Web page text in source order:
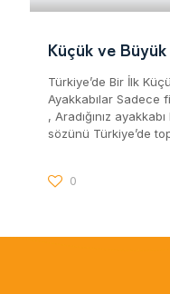
Küçük ve
Türkiye’de Bir İlk
Ayakkabılar Sadece
, Aradığınız
sözünü Türkiye’de
0